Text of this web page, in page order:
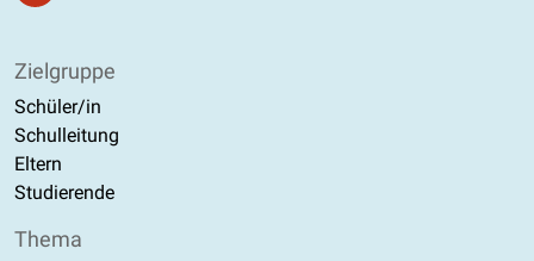
Zielgruppe
Schüler/in
Schulleitung
Eltern
Studierende
Thema